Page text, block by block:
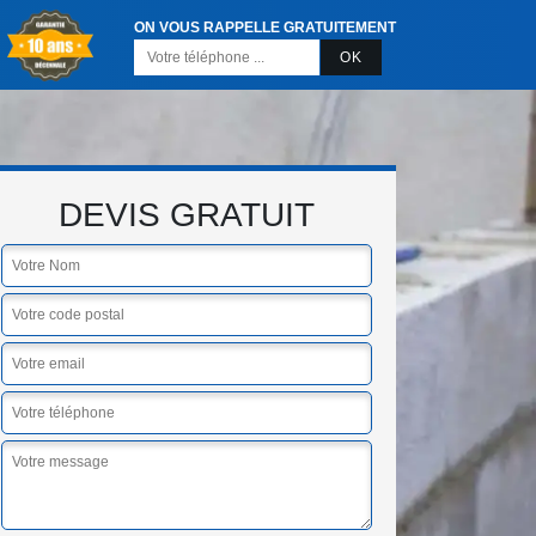
ON VOUS RAPPELLE GRATUITEMENT
DEVIS GRATUIT